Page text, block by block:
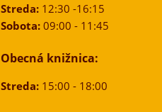
Streda:12:30 -16:15
Sobota:09:00 - 11:45
Obecná knižnica:
Streda:15:00 - 18:00